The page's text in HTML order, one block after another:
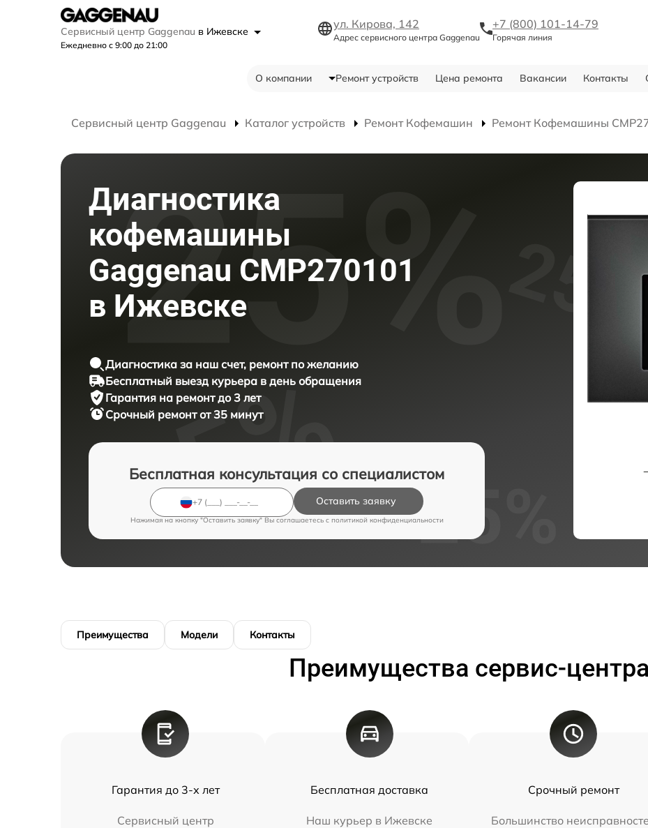
Сервисный центр Gaggenau в Ижевске
Ежедневно с 9:00 до 21:00
ул. Кирова, 142
Адрес сервисного центра Gaggenau
+7 (800) 101-14-79
Горячая линия
О компании Ремонт устройств Цена ремонта Вакансии Контакты
Сервисный центр Gaggenau Каталог устройств Ремонт Кофемашин Ремонт Кофемашины
Диагностика
кофемашины
Gaggenau CMP270101
в Ижевске
Диагностика за наш счет, ремонт по желанию
Бесплатный выезд курьера в день обращения
Гарантия на ремонт до 3 лет
Срочный ремонт от 35 минут
Бесплатная консультация со специалистом
Оставить заявку
Нажимая на кнопку "Оставить заявку" Вы соглашаетесь c политикой конфиденциальности
Преимущества Модели Контакты
Преимущества сервис-центра
Гарантия до 3-х лет
Сервисный центр
Бесплатная доставка
Наш курьер в Ижевске
Срочный ремонт
Большинство